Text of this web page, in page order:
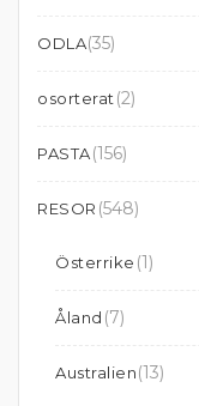
ODLA(35)
osorterat (2)
PASTA(156)
RESOR (548)
Österrike (1)
Åland (7)
Australien(13)